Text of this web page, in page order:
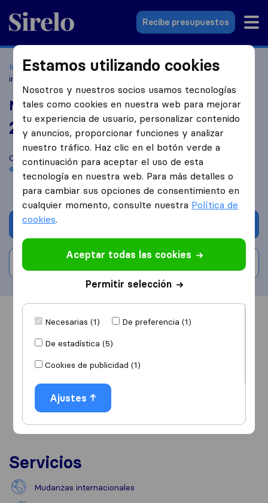
Sirelo.es
Recibe presupuestos
Inicio Empresas de mudanzas Almería
Mudanzas
internacionales Europa
Mudanzas internacionales Europa
2,0 basado en 1
reseñas de Sirelo y Google
i
Compara Mudanzas internacionales Europa con otras
empresas de mudanzasdeAlmería
Escribe una valoración
Información Valoraciones
Servicios
Mudanzas internacionales
Estamos utilizando cookies
Nosotros y nuestros socios usamos tecnologías
tales como cookies en nuestra web para mejorar
tu experiencia de usuario, personalizar contenido
y anuncios, proporcionar funciones y analizar
nuestro tráfico. Haz clic en el botón verde a
continuación para aceptar el uso de esta
tecnología en nuestra web. Para más detalles o
para cambiar sus opciones de consentimiento en
cualquier momento, consulte nuestra Política de
cookies.
Aceptar todas las cookies
Permitir selección
Necesarias (1)
De preferencia (1)
De estadística (5)
Cookies de publicidad (1)
Ajustes